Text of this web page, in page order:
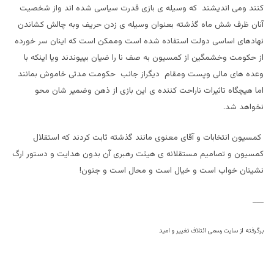
کنند ومی اندیشند که وسیله ی بازی قدرت سیاسی شده اند واز شخصیت
آنان ظرف شش ماه گذشته بعنوان وسیله ی زدن حریف وبه چالش کشاندن
نهادهای اساسی دولت استفاده شده است وممکن است که اینان سر خورده
از حکومت وخشمگین از کمسیون به صف نا را ضیان بپیوندند ویا اینکه با
وعده های مالی وپست ومقام دیگراز جانب حکومت مدتی خاموش بمانند
اما هیچگاه تاثیرات ناراحت کننده ی این بازی از ذهن وضمیر شان محو
نخواهد شد.
کمسیون انتخابات و آقای معنوی مانند گذشته ثابت کردند که استقلال
کمسیون و تصامیم مستقلانه ی هیئت رهبری آن بدون هدایت و دستور ارگ
نشینان خواب است و خیال است و محال است و جنون!
___
برگرفته از سایت رسمی ائتلاف تغییر و امید